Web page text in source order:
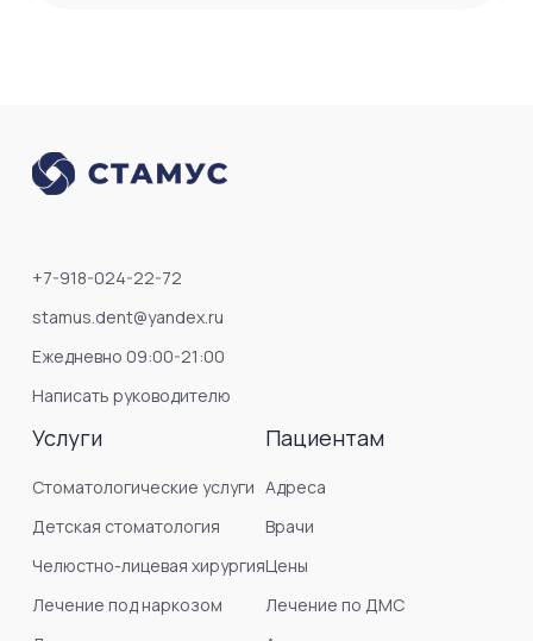
+7-918-024-22-72
stamus.dent@yandex.ru
Ежедневно 09:00-21:00
Написать руководителю
Услуги
Стоматологические услуги
Детская стоматология
Челюстно-лицевая хирургия
Лечение под наркозом
Пациентам
Адреса
Врачи
Цены
Лечение по ДМС